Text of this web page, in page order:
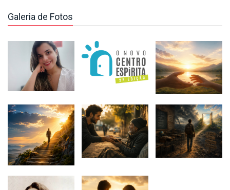
Galeria de Fotos